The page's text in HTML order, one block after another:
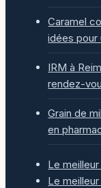
Caramel
idées pour
IRM à
rendez-
Grain de
en
Le
Le